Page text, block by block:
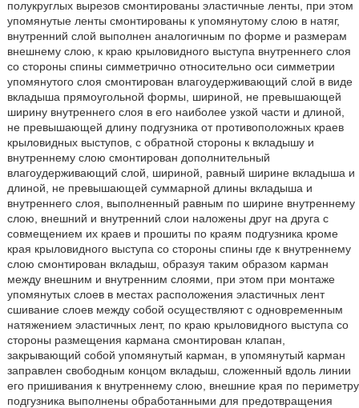
полукруглых вырезов смонтированы эластичные ленты, при этом
упомянутые ленты смонтированы к упомянутому слою в натяг,
внутренний слой выполнен аналогичным по форме и размерам
внешнему слою, к краю крыловидного выступа внутреннего слоя
со стороны спины симметрично относительно оси симметрии
упомянутого слоя смонтирован влагоудерживающий слой в виде
вкладыша прямоугольной формы, шириной, не превышающей
ширину внутреннего слоя в его наиболее узкой части и длиной,
не превышающей длину подгузника от противоположных краев
крыловидных выступов, с обратной стороны к вкладышу и
внутреннему слою смонтирован дополнительный
влагоудерживающий слой, шириной, равный ширине вкладыша и
длиной, не превышающей суммарной длины вкладыша и
внутреннего слоя, выполненный равным по ширине внутреннему
слою, внешний и внутренний слои наложены друг на друга с
совмещением их краев и прошиты по краям подгузника кроме
края крыловидного выступа со стороны спины где к внутреннему
слою смонтирован вкладыш, образуя таким образом карман
между внешним и внутренним слоями, при этом при монтаже
упомянутых слоев в местах расположения эластичных лент
сшивание слоев между собой осуществляют с одновременным
натяжением эластичных лент, по краю крыловидного выступа со
стороны размещения кармана смонтирован клапан,
закрывающий собой упомянутый карман, в упомянутый карман
заправлен свободным концом вкладыш, сложенный вдоль линии
его пришивания к внутреннему слою, внешние края по периметру
подгузника выполнены обработанными для предотвращения